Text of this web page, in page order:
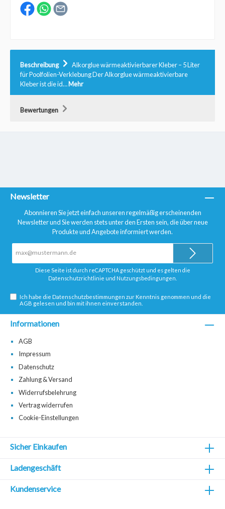
Beschreibung
Alkorglue wärmeaktivierbarer Kleber – 5 Liter
für Poolfolien-Verklebung Der Alkorglue wärmeaktivierbare
Kleber ist die id…Mehr
Bewertungen
Newsletter
Abonnieren Sie jetzt einfach unseren regelmäßig erscheinenden
Newsletter und Sie werden stets unter den Ersten sein, die über neue
Produkte und Angebote informiert werden.
Adresse*
Diese Seite ist durch reCAPTCHA geschützt und es gelten die
Datenschutzrichtlinie und Nutzungsbedingungen
Ich habe dieDatenschutzbestimmungen zur Kenntnis genommen und die
AGB gelesen und bin mit ihnen einverstanden.
Kundenservice
Informationen
AGB
Impressum
Datenschutz
Zahlung & Versand
Widerrufsbelehrung
Vertrag widerrufen
Cookie-Einstellungen
Sicher Einkaufen
Ladengeschäft